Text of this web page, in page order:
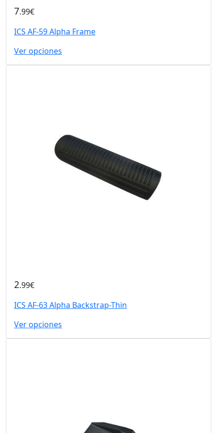
7.99€
ICS AF-59 Alpha Frame
Ver opciones
2.99€
ICS AF-63 Alpha Backstrap-Thin
Ver opciones